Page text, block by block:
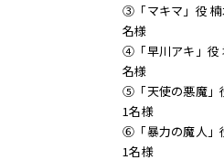
③「マキマ」役 楠
名様
④「早川アキ」役
名様
⑤「天使の悪魔」
1名様
⑥「暴力の魔人」
1名様